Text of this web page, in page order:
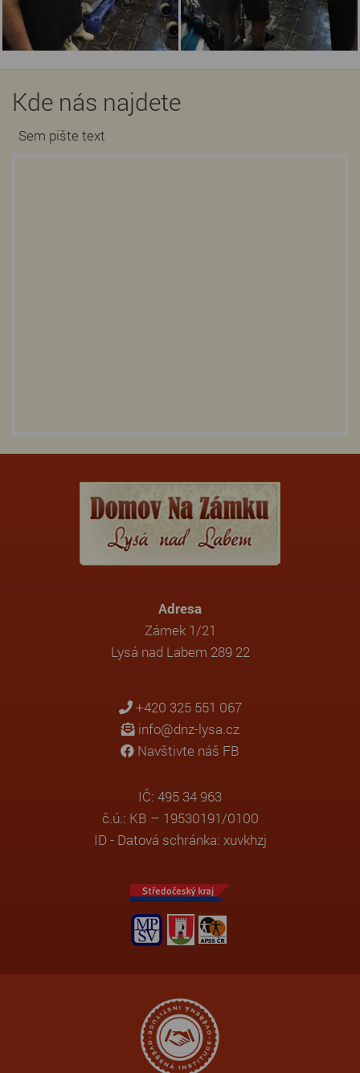
Kde nás najdete
Sem pište text
Adresa
Zámek 1/21
Lysá nad Labem 289 22
+420 325 551 067
info@dnz-lysa.cz
Navštivte náš FB
IČ: 495 34 963
č.ú.: KB – 19530191/0100
ID - Datová schránka: xuvkhzj